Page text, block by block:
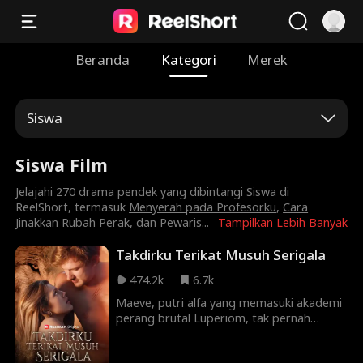
Beranda Kategori Merek
Siswa
Siswa Film
Tampilkan Lebih Banyak
Jelajahi 270 drama pendek yang dibintangi Siswa di
ReelShort, termasuk Menyerah pada Profesorku,Cara
Jinakkan Rubah Perak, dan Pewaris...
Takdirku Terikat Musuh Serigala
474.2k
6.7k
Maeve, putri alfa yang memasuki akademi
perang brutal Luperiom, tak pernah